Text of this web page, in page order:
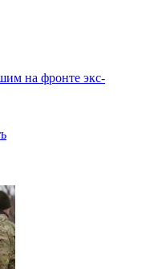
на фронте экс-